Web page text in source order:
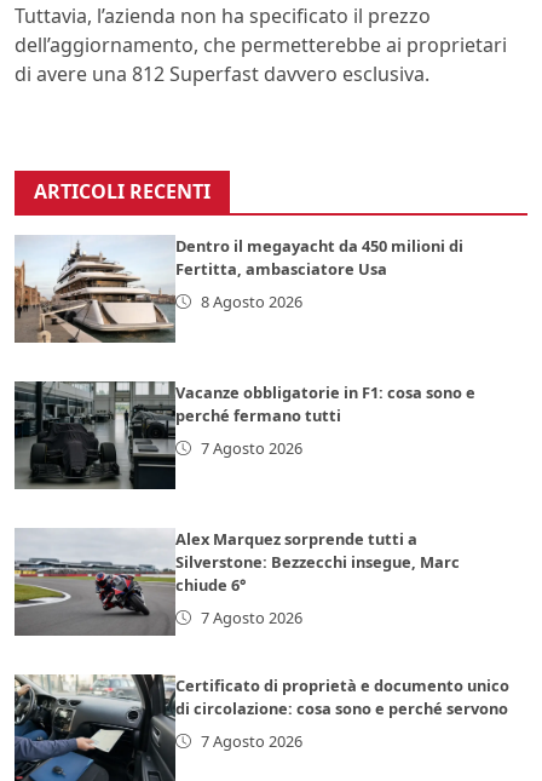
Tuttavia, l’azienda non ha specificato il prezzo
dell’aggiornamento, che permetterebbe ai proprietari
di avere una 812 Superfast davvero esclusiva.
ARTICOLI RECENTI
Dentro il megayacht da 450 milioni di
Fertitta, ambasciatore Usa
8 Agosto 2026
Vacanze obbligatorie in F1: cosa sono e
perché fermano tutti
7 Agosto 2026
Alex Marquez sorprende tutti a
Silverstone: Bezzecchi insegue, Marc
chiude 6°
7 Agosto 2026
Certificato di proprietà e documento unico
di circolazione: cosa sono e perché servono
7 Agosto 2026